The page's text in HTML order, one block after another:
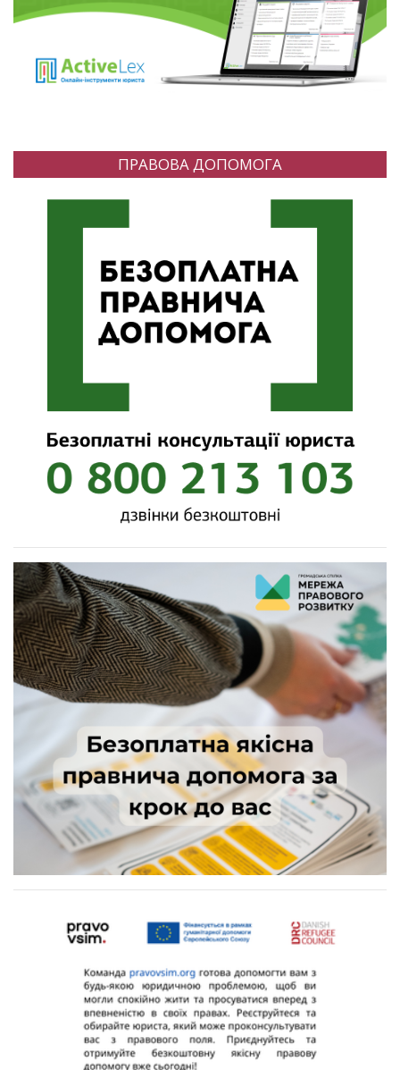
ПРАВОВА ДОПОМОГА